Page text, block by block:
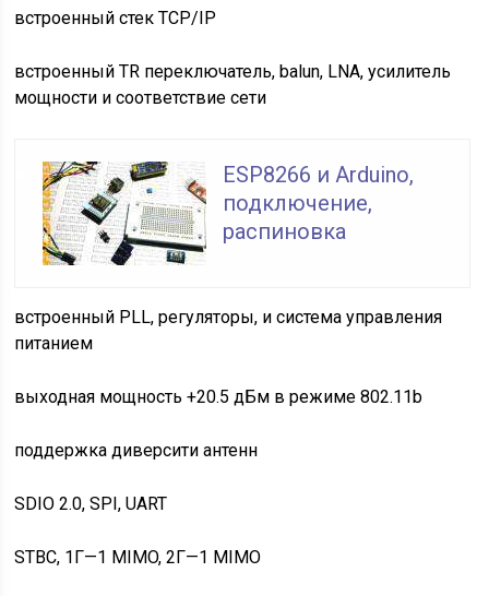
встроенный стек TCP/IP
встроенный TR переключатель, balun, LNA, усилитель
мощности и соответствие сети
ESP8266 и Arduino,
подключение,
распиновка
встроенный PLL, регуляторы, и система управления
питанием
выходная мощность +20.5 дБм в режиме 802.11b
поддержка диверсити антенн
SDIO 2.0, SPI, UART
STBC, 1Г—1 MIMO, 2Г—1 MIMO